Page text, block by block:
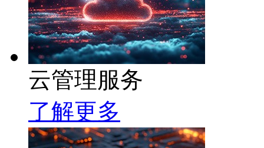
云管理服务
了解更多